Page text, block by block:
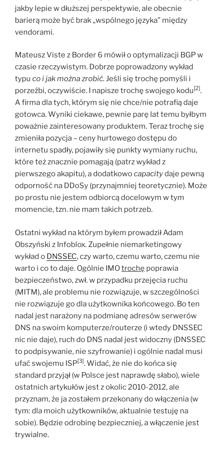
jakby lepie w dłuższej perspektywie, ale obecnie
barierą może być brak „wspólnego języka” między
vendorami.
Mateusz Viste z Border 6 mówił o optymalizacji BGP w
czasie rzeczywistym. Dobrze poprowadzony wykład
typu co i jak można zrobić. Jeśli się trochę pomyśli i
porzeźbi, oczywiście. I napisze trochę swojego kodu[2].
A firma dla tych, którym się nie chce/nie potrafią daje
gotowca. Wyniki ciekawe, pewnie parę lat temu byłbym
poważnie zainteresowany produktem. Teraz trochę się
zmieniła pozycja – ceny hurtowego dostępu do
internetu spadły, pojawiły się punkty wymiany ruchu,
które też znacznie pomagają (patrz wykład z
pierwszego akapitu), a dodatkowocapacitydaje pewną
odporność na DDoSy (przynajmniej teoretycznie). Może
po prostu nie jestem odbiorcą docelowym w tym
momencie, tzn. nie mam takich potrzeb.
Ostatni wykład na którym byłem prowadził Adam
Obszyński z Infoblox. Zupełnie niemarketingowy
wykład o DNSSEC, czy warto, czemu warto, czemu nie
warto i co to daje. Ogólnie IMOtrochę poprawia
bezpieczeństwo, zwł. w przypadku przejęcia ruchu
(MITM), ale problemu nie rozwiązuje, w szczególności
nie rozwiązuje go dla użytkownika końcowego. Bo ten
nadal jest narażony na podmianę adresów serwerów
DNS na swoim komputerze/routerze (i wtedy DNSSEC
nic nie daje), ruch do DNS nadal jest widoczny (DNSSEC
to podpisywanie, nie szyfrowanie) i ogólnie nadal musi
ufać swojemu ISP[3]. Widać, że nie do końca się
standard przyjął (w Polsce jest naprawdę słabo), wiele
ostatnich artykułów jest z okolic 2010-2012, ale
przyznam, że ja zostałem przekonany do włączenia (w
tym: dla moich użytkowników, aktualnie testuję na
sobie). Będzie odrobinę bezpieczniej, a włączenie jest
trywialne.